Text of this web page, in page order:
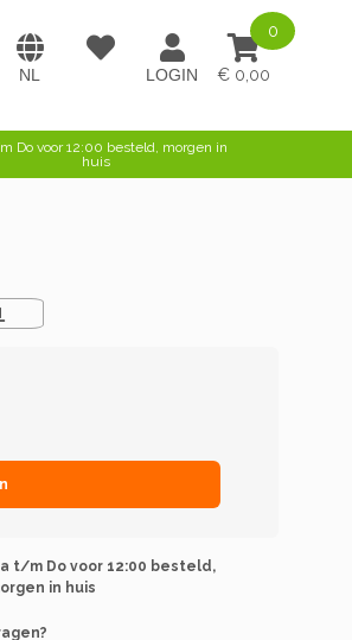
0,00
0
Do voor 12:00 besteld, morgen in
huis
t/m Do voor 12:00 besteld,
in huis